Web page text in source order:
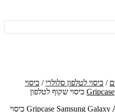
לטלפון סלולרי/כיסוי
Gripcase Samsung Galaxy A33 כיסוי